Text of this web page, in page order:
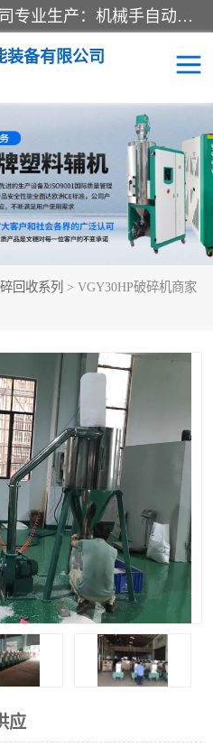
佛山文穗智能装备有限公司专业生产：机械手自动化系列；塑料粉碎机回收系列；塑料混色机系列；温度控制系列：模温机，冷水机；供料输送系列：中央供料系统，欧化/独立式吸料机，分体式吸料机；整机保修一年，易损件除外。
装备有限公司
回收系列 > VGY30HP破碎机商家
应
干燥除湿系列
工业冷水机
塑料干燥机
模温机